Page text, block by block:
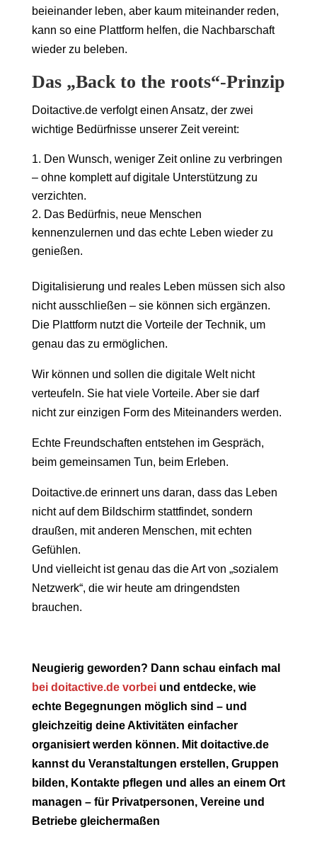
beieinander leben, aber kaum miteinander reden,
kann so eine Plattform helfen, die Nachbarschaft
wieder zu beleben.
Das „Back to the roots“-Prinzip
Doitactive.de verfolgt einen Ansatz, der zwei
wichtige Bedürfnisse unserer Zeit vereint:
Den Wunsch, weniger Zeit online zu verbringen
– ohne komplett auf digitale Unterstützung zu
verzichten.
Das Bedürfnis, neue Menschen
kennenzulernen und das echte Leben wieder zu
genießen.
Digitalisierung und reales Leben müssen sich also
nicht ausschließen – sie können sich ergänzen.
Die Plattform nutzt die Vorteile der Technik, um
genau das zu ermöglichen.
Wir können und sollen die digitale Welt nicht
verteufeln. Sie hat viele Vorteile. Aber sie darf
nicht zur einzigen Form des Miteinanders werden.
Echte Freundschaften entstehen im Gespräch,
beim gemeinsamen Tun, beim Erleben.
Doitactive.de erinnert uns daran, dass das Leben
nicht auf dem Bildschirm stattfindet, sondern
draußen, mit anderen Menschen, mit echten
Gefühlen.
Und vielleicht ist genau das die Art von „sozialem
Netzwerk“, die wir heute am dringendsten
brauchen.
Neugierig geworden? Dann schau einfach mal
bei doitactive.de vorbeiund entdecke, wie
echte Begegnungen möglich sind – und
gleichzeitig deine Aktivitäten einfacher
organisiert werden können. Mit doitactive.de
kannst du Veranstaltungen erstellen, Gruppen
bilden, Kontakte pflegen und alles an einem Ort
managen – für Privatpersonen, Vereine und
Betriebe gleichermaßen